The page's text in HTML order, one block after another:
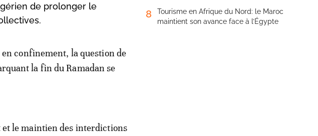
de prolonger le
confinement, la question de
la fin du Ramadan se
le maintien des interdictions
8
Tourisme en Afrique du Nord: le Maroc
maintient son avance face à l’Égypte